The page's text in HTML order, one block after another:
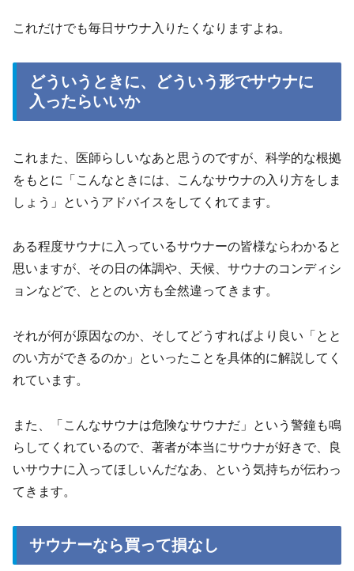
これだけでも毎日サウナ入りたくなりますよね。
どういうときに、どういう形でサウナに
入ったらいいか
これまた、医師らしいなあと思うのですが、科学的な根拠
をもとに「こんなときには、こんなサウナの入り方をしま
しょう」というアドバイスをしてくれてます。
ある程度サウナに入っているサウナーの皆様ならわかると
思いますが、その日の体調や、天候、サウナのコンディシ
ョンなどで、ととのい方も全然違ってきます。
それが何が原因なのか、そしてどうすればより良い「とと
のい方ができるのか」といったことを具体的に解説してく
れています。
また、「こんなサウナは危険なサウナだ」という警鐘も鳴
らしてくれているので、著者が本当にサウナが好きで、良
いサウナに入ってほしいんだなあ、という気持ちが伝わっ
てきます。
サウナーなら買って損なし